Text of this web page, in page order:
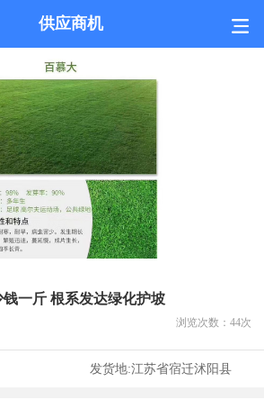
供应商机
一斤 根系发达绿化护坡
浏览次数： 44次
发货地:江苏省宿迁沭阳县